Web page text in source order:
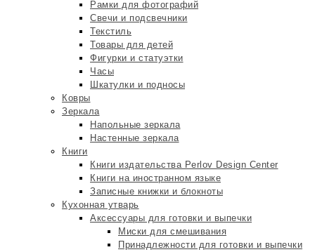
Рамки для фотографий
Свечи и подсвечники
Текстиль
Товары для детей
Фигурки и статуэтки
Часы
Шкатулки и подносы
Ковры
Зеркала
Напольные зеркала
Настенные зеркала
Книги
Книги издательства Perlov Design Center
Книги на иностранном языке
Записные книжки и блокноты
Кухонная утварь
Аксессуары для готовки и выпечки
Миски для смешивания
Принадлежности для готовки и выпечки